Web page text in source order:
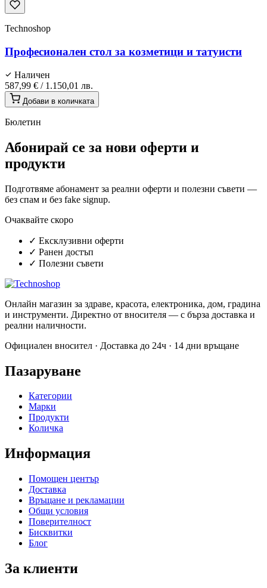
Technoshop
Професионален стол за козметици и татуисти
Наличен
587,99 € / 1.150,01 лв.
Добави в количката
Бюлетин
Абонирай се за нови оферти и
продукти
Подготвяме абонамент за реални оферти и полезни съвети —
без спам и без fake signup.
Очаквайте скоро
✓ Ексклузивни оферти
✓ Ранен достъп
✓ Полезни съвети
Онлайн магазин за здраве, красота, електроника, дом, градина
и инструменти. Директно от вносителя — с бърза доставка и
реални наличности.
Официален вносител · Доставка до 24ч · 14 дни връщане
Пазаруване
Категории
Марки
Продукти
Количка
Информация
Помощен център
Доставка
Връщане и рекламации
Общи условия
Поверителност
Бисквитки
Блог
За клиенти